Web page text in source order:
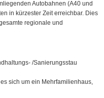
Autobahnen (A40 und
in kürzester Zeit erreichbar. Dies
regionale und
/Sanierungsstau
sich um ein Mehrfamilienhaus,